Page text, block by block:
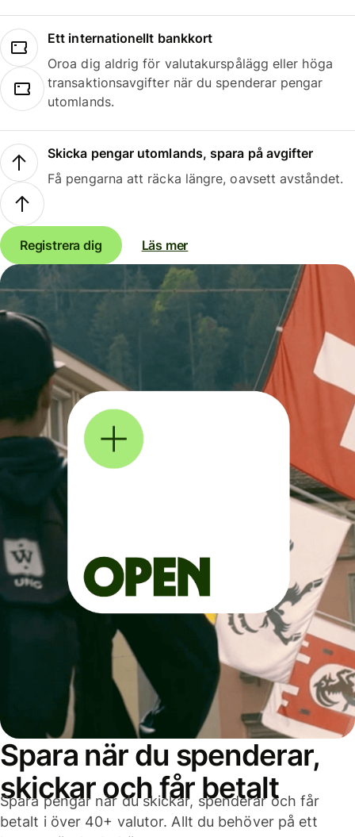
Ett internationellt bankkort
Oroa dig aldrig för valutakurspålägg eller höga
transaktionsavgifter när du spenderar pengar
utomlands.
Skicka pengar utomlands, spara på avgifter
Få pengarna att räcka längre, oavsett avståndet.
Registrera dig Läs mer
Spara när du spenderar,
skickar och får betalt
Spara pengar när du skickar, spenderar och får
betalt i över 40+ valutor. Allt du behöver på ett